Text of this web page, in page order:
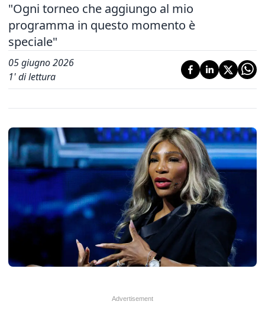
"Ogni torneo che aggiungo al mio
programma in questo momento è
speciale"
05 giugno 2026
1' di lettura